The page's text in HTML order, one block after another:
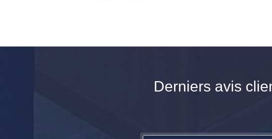
Derniers avis